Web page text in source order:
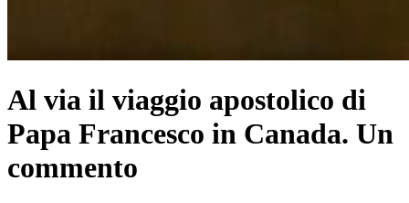
Al via il viaggio apostolico di
Papa Francesco in Canada. Un
commento